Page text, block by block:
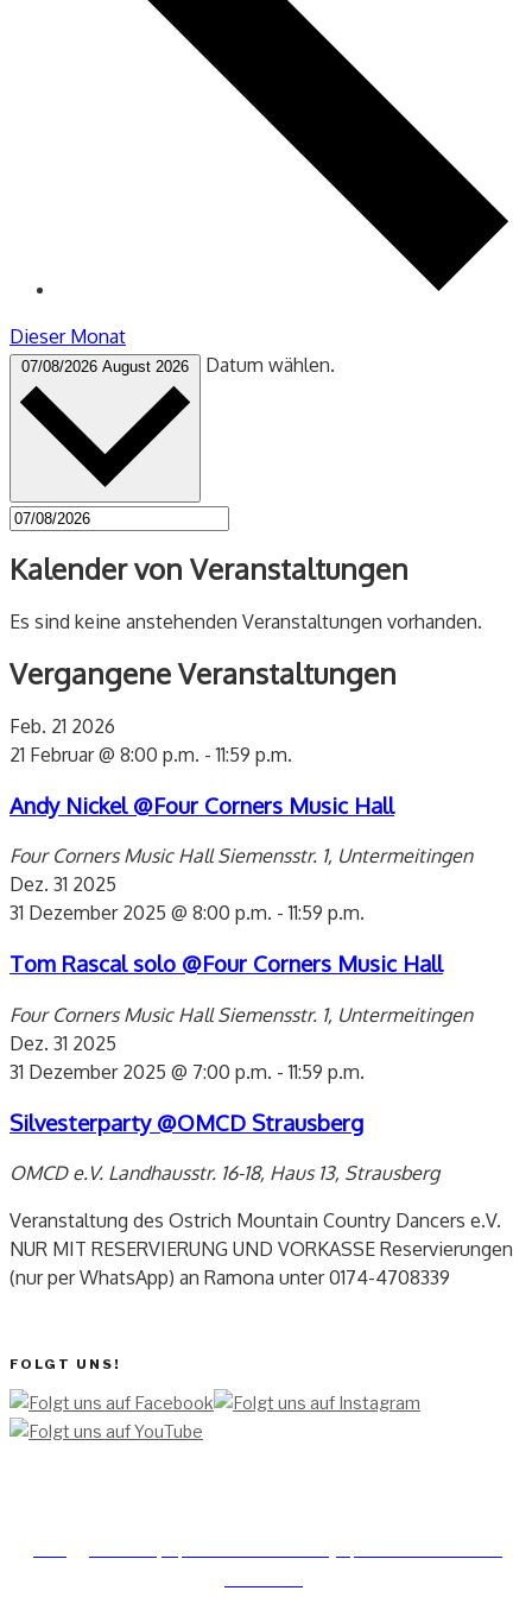
Dieser Monat
07/08/2026 August 2026 Datum wählen.
Kalender von Veranstaltungen
Es sind keine anstehenden Veranstaltungen vorhanden.
Vergangene Veranstaltungen
Feb. 21 2026
21 Februar @ 8:00 p.m. -11:59 p.m.
Andy Nickel @Four Corners Music Hall
Four Corners Music HallSiemensstr. 1, Untermeitingen
Dez. 31 2025
31 Dezember 2025 @ 8:00 p.m. -11:59 p.m.
Tom Rascal solo @Four Corners Music Hall
Four Corners Music HallSiemensstr. 1, Untermeitingen
Dez. 31 2025
31 Dezember 2025 @ 7:00 p.m. -11:59 p.m.
Silvesterparty @OMCD Strausberg
OMCD e.V. Landhausstr. 16-18, Haus 13, Strausberg
Veranstaltung des Ostrich Mountain Country Dancers e.V.
NUR MIT RESERVIERUNG UND VORKASSE Reservierungen
(nur per WhatsApp) an Ramona unter 0174-4708339
FOLGT UNS!